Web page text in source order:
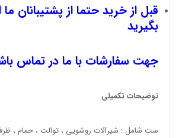
قبل از خرید حتما از پشتیبانان ما
بگیرید
جهت سفارشات با ما در تماس
توضیحات تکمیلی
ست شامل : شیرآلات روشویی ، توالت ، حمام ،